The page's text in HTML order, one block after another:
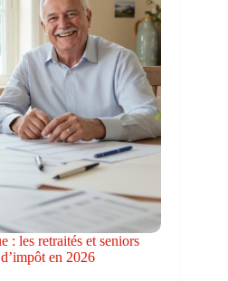
: les retraités et seniors
en 2026